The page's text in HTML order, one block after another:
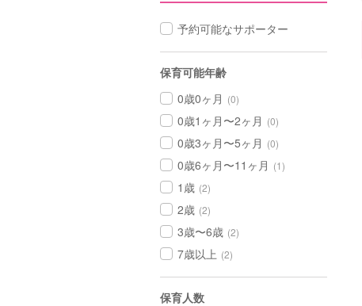
予約可能なサポーター
保育可能年齢
0歳0ヶ月 (0)
0歳1ヶ月〜2ヶ月 (0)
0歳3ヶ月〜5ヶ月 (0)
0歳6ヶ月〜11ヶ月 (1)
1歳 (2)
2歳 (2)
3歳〜6歳 (2)
7歳以上 (2)
保育人数